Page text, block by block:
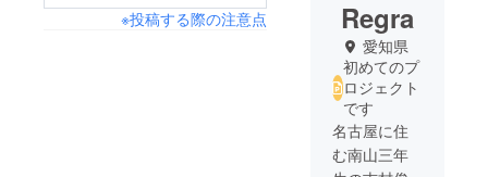
※投稿する際の注意点
Regra
愛知県
初めてのプ
ロジェクト
です
名古屋に住
む南山三年